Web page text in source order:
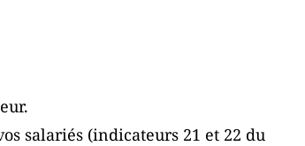
salariés (indicateurs 21 et 22 du